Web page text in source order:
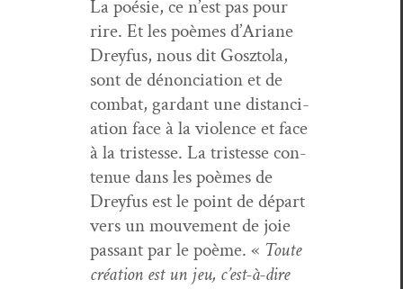
La poésie, ce n’est pas pour
rire. Et les poèmes d’Ariane
Drey­fus, nous dit Gosz­to­la,
sont de dénon­ci­a­tion et de
com­bat, gar­dant une dis­tan­ci­
a­tion face à la vio­lence et face
à la tristesse. La tristesse con­
tenue dans les poèmes de
Drey­fus est le point de départ
vers un mou­ve­ment de joie
pas­sant par le poème. « Toute
créa­tion est un jeu, c’est-à-dire